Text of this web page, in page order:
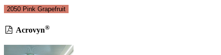
2050 Pink Grapefruit
Acrovyn®